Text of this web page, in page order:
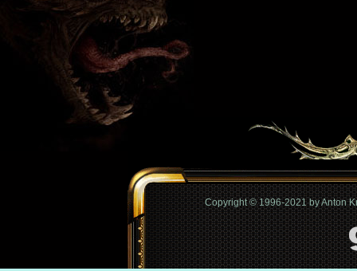
Copyright © 1996-2021 by Anton